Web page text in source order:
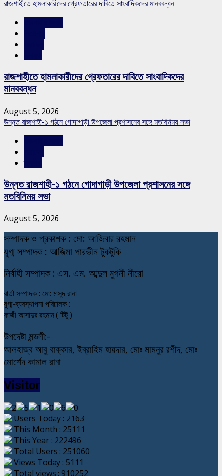
রাজশাহীতে হামলাকারীদের গ্রেফতারের দাবিতে সাংবাদিকদের মানববন্ধন
রাজশাহীতে হামলাকারীদের গ্রেফতারের দাবিতে সাংবাদিকদের
মানববন্ধন
August 5, 2026
উন্নত রাজশাহী-১ গঠনে গোদাগাড়ী উপজেলা প্রশাসনের সঙ্গে মতবিনিময় সভা
উন্নত রাজশাহী-১ গঠনে গোদাগাড়ী উপজেলা প্রশাসনের সঙ্গে
মতবিনিময় সভা
August 5, 2026
সম্পাদক ও প্রকাশক : মো: আজিবার রহমান
যুগ্ম সম্পাদক : আজিমা পারভীন টুকটুকি
নির্বাহী সম্পাদক : এস. এম. আব্দুল মুগনী নীরো
বার্তা সম্পাদক : মো: মাসুদ রানা
যুগ্ম-ব্যবস্থাপনা পরিচালক :
কাজী আসাদুর রহমান ( টিটু )
উপদেষ্টা মন্ডলী:-
আলহাজ্ব আবু বাক্কার, ইব্রাহিম হায়দার, মোঃ মামনুর রশীদ, মোঃ
মোর্শেদ কামাল রানা
Visitor
Users Today : 2163
This Month : 25111
This Year : 222496
Total Users : 251060
Views Today : 5111
Total views : 910252